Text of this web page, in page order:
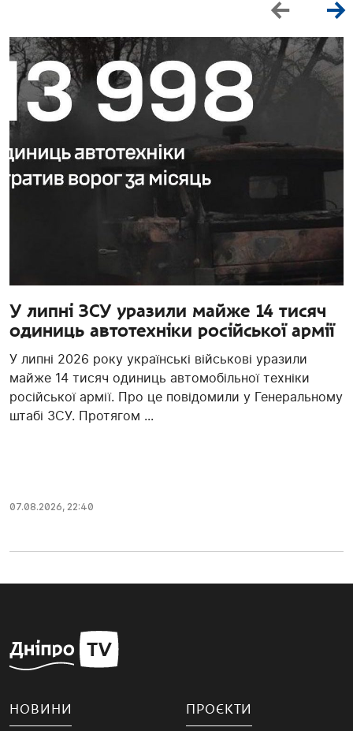
У липні ЗСУ уразили майже 14 тисяч
одиниць автотехніки російської армії
У липні 2026 року українські військові уразили
майже 14 тисяч одиниць автомобільної техніки
російської армії. Про це повідомили у Генеральному
штабі ЗСУ. Протягом ...
07.08.2026, 22:40
НОВИНИ ПРОЄКТИ